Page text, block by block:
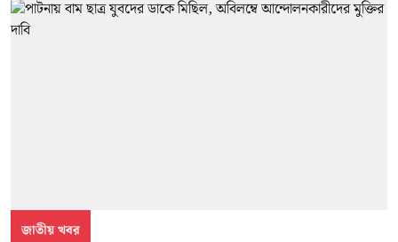
জাতীয় খবর